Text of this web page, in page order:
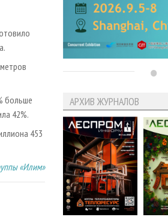
больше
42%.
453
«Илим»
АРХИВ ЖУРНАЛОВ